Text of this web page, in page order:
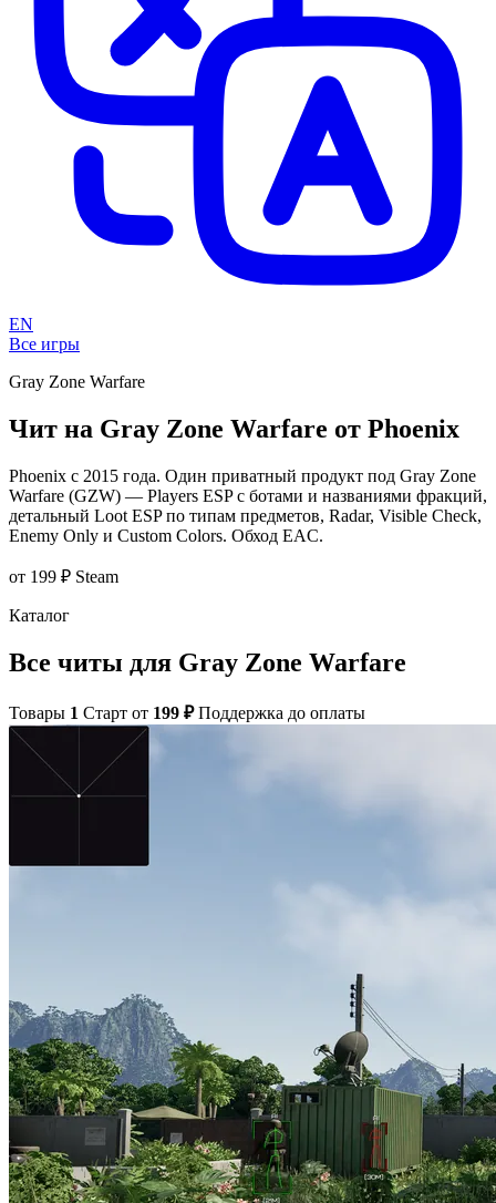
EN
Все игры
Gray Zone Warfare
Чит на Gray Zone Warfare от Phoenix
Phoenix с 2015 года. Один приватный продукт под Gray Zone
Warfare (GZW) — Players ESP с ботами и названиями фракций,
детальный Loot ESP по типам предметов, Radar, Visible Check,
Enemy Only и Custom Colors. Обход EAC.
от 199 ₽ Steam
Каталог
Все читы для Gray Zone Warfare
Товары 1 Старт от 199 ₽ Поддержка до оплаты